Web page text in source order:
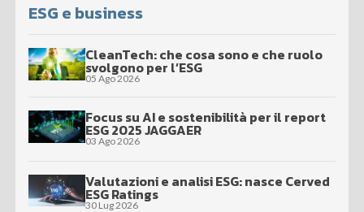
ESG e business
CleanTech: che cosa sono e che ruolo
svolgono per l’ESG
05 Ago 2026
Focus su AI e sostenibilità per il report
ESG 2025 JAGGAER
03 Ago 2026
Valutazioni e analisi ESG: nasce Cerved
ESG Ratings
30 Lug 2026